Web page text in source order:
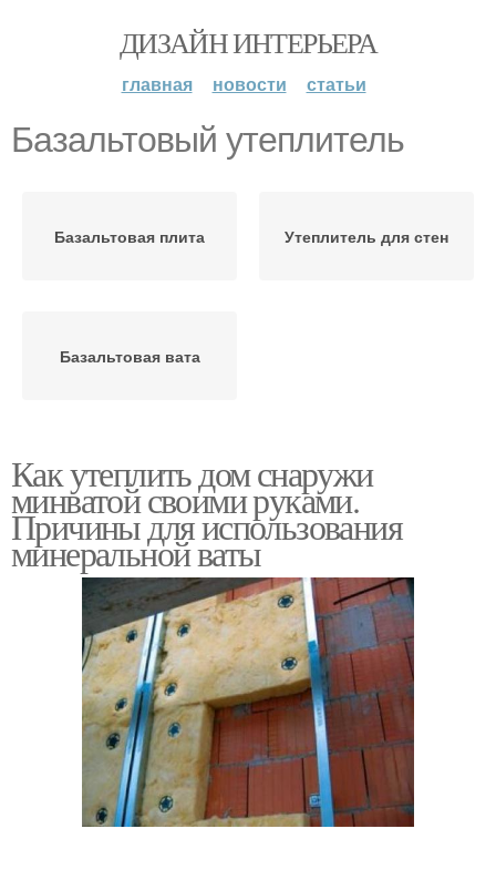
ДИЗАЙН ИНТЕРЬЕРА
главная новости статьи
Базальтовый утеплитель
Базальтовая плита Утеплитель для стен
Базальтовая вата
Как утеплить дом снаружи
минватой своими руками.
Причины для использования
минеральной ваты